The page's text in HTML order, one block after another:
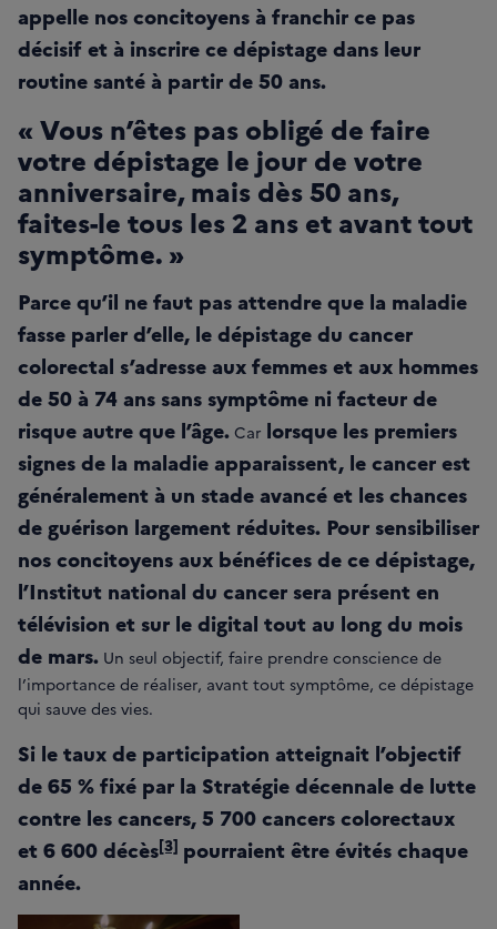
appelle nos concitoyens à franchir ce pas
décisif et à inscrire ce dépistage dans leur
routine santé à partir de 50 ans.
« Vous n’êtes pas obligé de faire
votre dépistage le jour de votre
anniversaire, mais dès 50 ans,
faites-le tous les 2 ans et avant tout
symptôme. »
Parce qu’il ne faut pas attendre que la maladie
fasse parler d’elle, le dépistage du cancer
colorectal s’adresse aux femmes et aux hommes
de 50 à 74 ans sans symptôme ni facteur de
risque autre que l’âge. Car lorsque les premiers
signes de la maladie apparaissent, le cancer est
généralement à un stade avancé et les chances
de guérison largement réduites. Pour sensibiliser
nos concitoyens aux bénéfices de ce dépistage,
l’Institut national du cancer sera présent en
télévision et sur le digital tout au long du mois
de mars. Un seul objectif, faire prendre conscience de
l’importance de réaliser, avant tout symptôme, ce dépistage
qui sauve des vies.
Si le taux de participation atteignait l’objectif
de 65 % fixé par la Stratégie décennale de lutte
contre les cancers, 5 700 cancers colorectaux
et 6 600 décès[3] pourraient être évités chaque
année.